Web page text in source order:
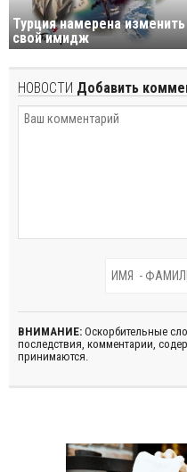
Турция намерена изменить
свой имидж
НОВОСТИ Добавить
ВНИМАНИЕ: Оскорбительные
последствия, комментарии,
принимаются.